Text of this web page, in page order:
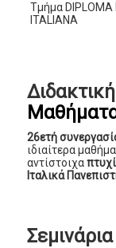
Τμήμα DIPLOMA
ITALIANA
26ετή
ιδιαίτερα
αντίστοιχα
Ιταλικά